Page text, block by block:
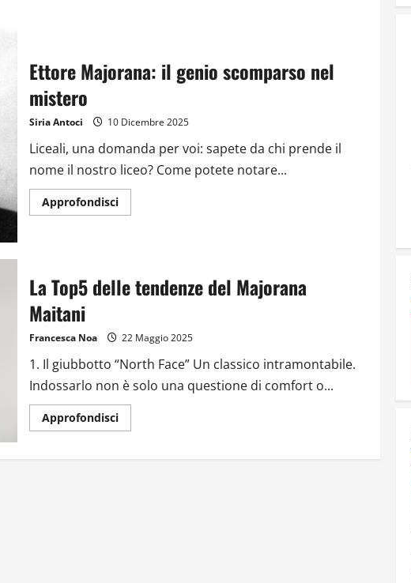
Ettore Majorana: il genio scomparso nel
mistero
Siria Antoci 10 Dicembre 2025
Liceali, una domanda per voi: sapete da chi prende il
nome il nostro liceo? Come potete notare...
Approfondisci
La Top5 delle tendenze del Majorana
Maitani
Francesca Noa 22 Maggio 2025
1. Il giubbotto “North Face” Un classico intramontabile.
Indossarlo non è solo una questione di comfort o...
Approfondisci